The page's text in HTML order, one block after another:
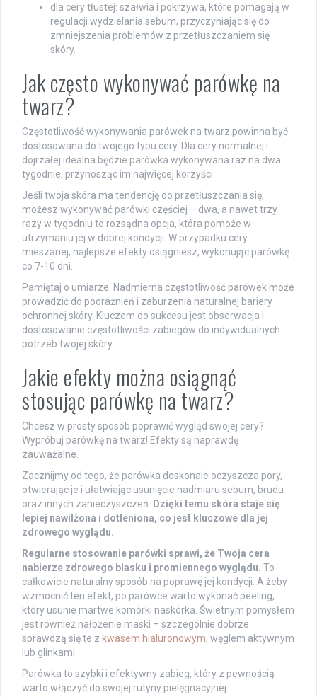
dla cery tłustej: szałwia i pokrzywa, które pomagają w
regulacji wydzielania sebum, przyczyniając się do
zmniejszenia problemów z przetłuszczaniem się
skóry.
Jak często wykonywać parówkę na
twarz?
Częstotliwość wykonywania parówek na twarz powinna być
dostosowana do twojego typu cery. Dla cery normalnej i
dojrzałej idealna będzie parówka wykonywana raz na dwa
tygodnie, przynosząc im najwięcej korzyści.
Jeśli twoja skóra ma tendencję do przetłuszczania się,
możesz wykonywać parówki częściej – dwa, a nawet trzy
razy w tygodniu to rozsądna opcja, która pomoże w
utrzymaniu jej w dobrej kondycji. W przypadku cery
mieszanej, najlepsze efekty osiągniesz, wykonując parówkę
co 7-10 dni.
Pamiętaj o umiarze. Nadmierna częstotliwość parówek może
prowadzić do podrażnień i zaburzenia naturalnej bariery
ochronnej skóry. Kluczem do sukcesu jest obserwacja i
dostosowanie częstotliwości zabiegów do indywidualnych
potrzeb twojej skóry.
Jakie efekty można osiągnąć
stosując parówkę na twarz?
Chcesz w prosty sposób poprawić wygląd swojej cery?
Wypróbuj parówkę na twarz! Efekty są naprawdę
zauważalne.
Zacznijmy od tego, że parówka doskonale oczyszcza pory,
otwierając je i ułatwiając usunięcie nadmiaru sebum, brudu
oraz innych zanieczyszczeń.
Dzięki temu skóra staje się
lepiej nawilżona i dotleniona, co jest kluczowe dla jej
zdrowego wyglądu.
Regularne stosowanie parówki sprawi, że Twoja cera
nabierze zdrowego blasku i promiennego wyglądu. To
całkowicie naturalny sposób na poprawę jej kondycji. A żeby
wzmocnić ten efekt, po parówce warto wykonać peeling,
który usunie martwe komórki naskórka. Świetnym pomysłem
jest również nałożenie maski – szczególnie dobrze
sprawdzą się te z kwasem hialuronowym, węglem aktywnym
lub glinkami.
Parówka to szybki i efektywny zabieg, który z pewnością
warto włączyć do swojej rutyny pielęgnacyjnej.